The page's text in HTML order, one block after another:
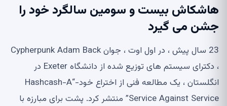
هاشکاش بیست و سومین سالگرد خود را
جشن می گیرد
23 سال پیش ، در اول اوت ، جوان Cypherpunk Adam Back
، دکترای سیستم های توزیع شده از دانشگاه Exeter در
انگلستان ، یک مطالعه فنی از اختراع خود-“Hashcash-A
Service Against Service” منتشر کرد. پشت برای مبارزه با